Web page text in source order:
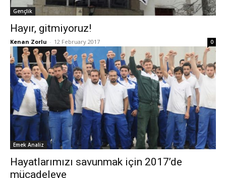
Gençlik
Hayır, gitmiyoruz!
Kenan Zorlu - 12 February 2017 0
Emek Analiz
Hayatlarımızı savunmak için 2017’de
mücadeleye